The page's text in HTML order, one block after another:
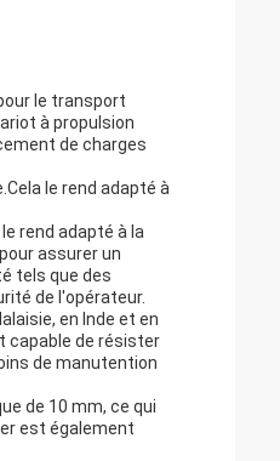
le transport
à propulsion
de charges
le rend adapté à
rend adapté à la
assurer un
tels que des
de l'opérateur.
en Inde et en
capable de résister
de manutention
de 10 mm, ce qui
est également